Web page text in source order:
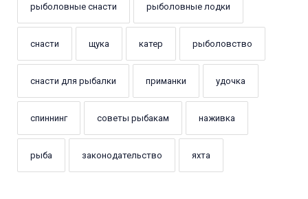
рыболовные снасти рыболовные лодки
снасти щука катер рыболовство
снасти для рыбалки приманки удочка
спиннинг советы рыбакам наживка
рыба законодательство яхта